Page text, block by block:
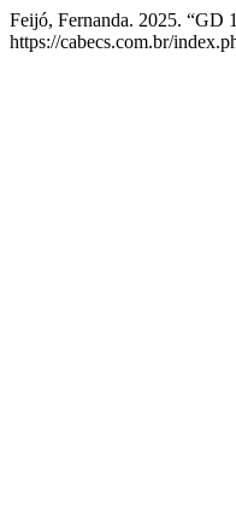
Feijó, Fernanda. 2025. “GD
https://cabecs.com.br/